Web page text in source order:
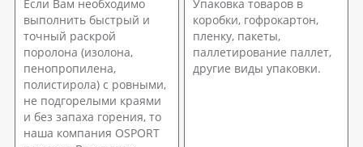
Если Вам необходимо
выполнить быстрый и
точный раскрой
поролона (изолона,
пенопропилена,
полистирола) с ровными,
не подгорелыми краями
и без запаха горения, то
наша компания OSPORT
Упаковка товаров в
коробки, гофрокартон,
пленку, пакеты,
паллетирование паллет,
другие виды упаковки.